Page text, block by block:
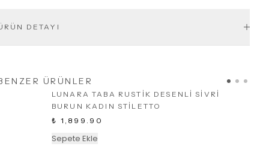
DETAYI
ÜRÜNLER
LUNARA TABA RUSTİK DESENLİ SİVRİ
BURUN KADIN STİLETTO
₺ 1,899.90
Sepete Ekle